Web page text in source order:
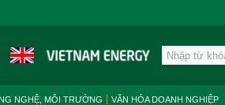
NGHỆ, MÔI TRƯỜNG VĂN HÓA DOANH NGHIỆP